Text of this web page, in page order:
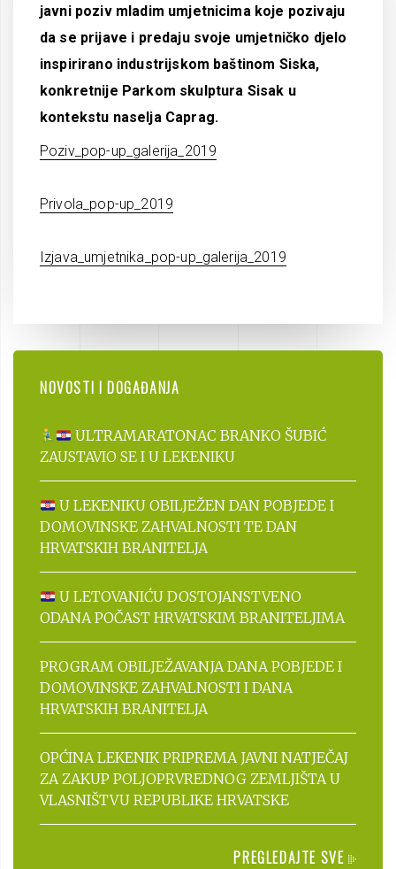
javni poziv mladim umjetnicima koje pozivaju
da se prijave i predaju svoje umjetničko djelo
inspirirano industrijskom baštinom Siska,
konkretnije Parkom skulptura Sisak u
kontekstu naselja Caprag.
Poziv_pop-up_galerija_2019
Privola_pop-up_2019
Izjava_umjetnika_pop-up_galerija_2019
NOVOSTI I DOGAĐANJA
ULTRAMARATONAC BRANKO ŠUBIĆ
ZAUSTAVIO SE I U LEKENIKU
U LEKENIKU OBILJEŽEN DAN POBJEDE I
DOMOVINSKE ZAHVALNOSTI TE DAN
HRVATSKIH BRANITELJA
U LETOVANIĆU DOSTOJANSTVENO
ODANA POČAST HRVATSKIM BRANITELJIMA
PROGRAM OBILJEŽAVANJA DANA POBJEDE I
DOMOVINSKE ZAHVALNOSTI I DANA
HRVATSKIH BRANITELJA
OPĆINA LEKENIK PRIPREMA JAVNI NATJEČAJ
ZA ZAKUP POLJOPRVREDNOG ZEMLJIŠTA U
VLASNIŠTVU REPUBLIKE HRVATSKE
PREGLEDAJTE SVE